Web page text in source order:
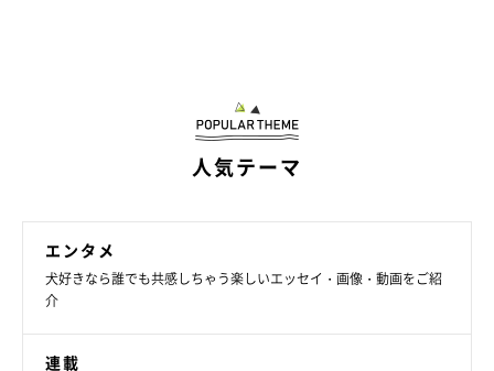
人気テーマ
エンタメ
犬好きなら誰でも共感しちゃう楽しいエッセイ・画像・動画をご紹
介
連載